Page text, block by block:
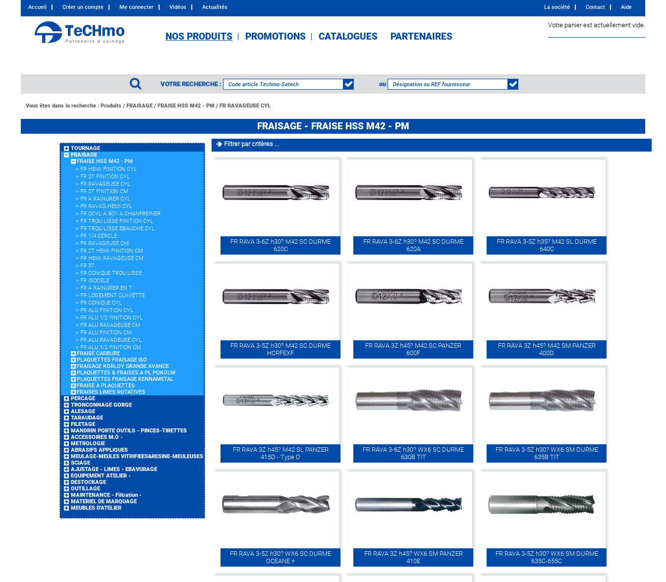
Accueil Créer un compte Me connecter Vidéos Actualités Aide
Contact
La société
NOS PRODUITS PROMOTIONS CATALOGUES PARTENAIRES
Votre panier est actuellement vide.
VOTRE RECHERCHE : ou
Vous êtes dans la recherche : Produits / FRAISAGE / FRAISE HSS M42 - PM / FR RAVAGEUSE CYL
FRAISAGE - FRAISE HSS M42 - PM
TOURNAGE
FRAISAGE
FRAISE HSS M42 - PM
> FR HEMI FINITION CYL
> FR 2T FINITION CYL
> FR RAVAGEUSE CYL
> FR 2T FINITION CM
> FR A RAINURER CYL
> FR RAVAG.HEMI CYL
> FR QCYL A 90?- A CHANFREINER
> FR TROU LISSE FINITION CYL
> FR TROU LISSE EBAUCHE CYL
> FR 1/4 CERCLE
> FR RAVAGEUSE CM
> FR 2T HEMI FINITION CM
> FR HEMI RAVAGEUSE CM
> FR 3T
> FR CONIQUE TROU LISSE
> FR ISOCELE
> FR A RAINURER EN T
> FR LOGEMENT CLAVETTE
> FR CONIQUE CYL
> FR ALU FINITION CYL
> FR ALU 1/2 FINITION CYL
> FR ALU RAVAGEUSE CM
> FR ALU FINITION CM
> FR ALU RAVAGEUSE CYL
> FR ALU 1/2 FINITION CM
FRAISE CARBURE
PLAQUETTES FRAISAGE ISO
FRAISAGE KORLOY GRANDE AVANCE
PLAQUETTES & FRAISES A PL POKOLM
PLAQUETTES FRAISAGE KENNAMETAL
FRAISE A PLAQUETTES
FRAISES LIMES ROTATIVES
PERCAGE
TRONCONNAGE GORGE
ALESAGE
TARAUDAGE
FILETAGE
MANDRIN PORTE OUTILS - PINCES-TIRETTES
ACCESSOIRES M.O -
METROLOGIE
ABRASIFS APPLIQUES
MEULAGE-MEULES VITRIFIEES&RESINE-MEULEUSES
SCIAGE
AJUSTAGE - LIMES - EBAVURAGE
EQUIPEMENT ATELIER -
DESTOCKAGE
OUTILLAGE
MAINTENANCE - Filtration -
MATERIEL DE MARQUAGE
MEUBLES D'ATELIER
Filtrer par critères ...
FR RAVA 3-6Z h30? M42 SC DURME
620C
FR RAVA 3-6Z h30? M42 SC DURME
620A
FR RAVA 3-5Z h35? M42 SL DURME
640C
FR RAVA 3-5Z h30? M42 SC DURME
HCRFEXF
FR RAVA 3Z h45? M42 SC PANZER
600F
FR RAVA 3Z h45? M42 SM PANZER
400D
FR RAVA 3Z h45? M42 SL PANZER
415D - Type D
FR RAVA 3-6Z h30? WX6 SC DURME
630B TIT
FR RAVA 3-5Z h30? WX6 SM DURME
635B TIT
FR RAVA 3-5Z h30? WX6 SC DURME
OCEANE +
FR RAVA 3Z h45? WX6 SM PANZER
410E
FR RAVA 3-5Z h30? WX6 SM DURME
635C-655C